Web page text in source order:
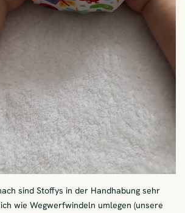
sind Stoffys in der Handhabung sehr
wie Wegwerfwindeln umlegen (unsere